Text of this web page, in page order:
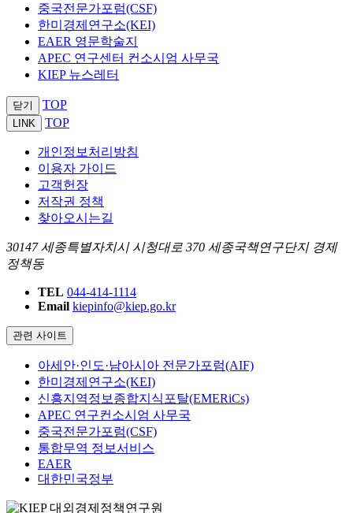
중국전문가포럼(CSF)
한미경제연구소(KEI)
EAER 영문학술지
APEC 연구센터 컨소시엄 사무국
KIEP 뉴스레터
닫기 TOP
LINK TOP
개인정보처리방침
이용자 가이드
고객헌장
저작권 정책
찾아오시는길
30147 세종특별자치시 시청대로 370 세종국책연구단지 경제
정책동
TEL 044-414-1114
Email kiepinfo@kiep.go.kr
관련 사이트
아세안·인도·남아시아 전문가포럼(AIF)
한미경제연구소(KEI)
신흥지역정보종합지식포탈(EMERiCs)
APEC 연구컨소시엄 사무국
중국전문가포럼(CSF)
통합무역 정보서비스
EAER
대한민국정부